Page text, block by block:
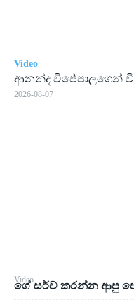
Video
ගේ සර්ච් කරන්න ආපු
Video
ආනන්ද විජේපාලගෙන්
2026-08-07